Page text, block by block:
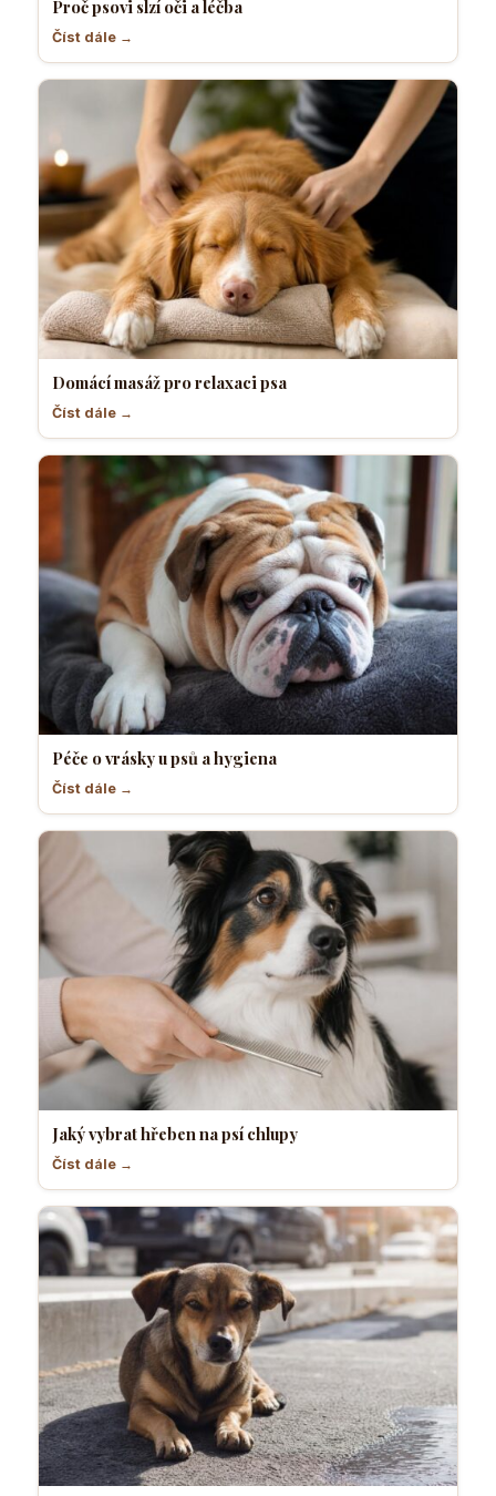
Proč psovi slzí oči a léčba
Číst dále →
Domácí masáž pro relaxaci psa
Číst dále →
Péče o vrásky u psů a hygiena
Číst dále →
Jaký vybrat hřeben na psí chlupy
Číst dále →